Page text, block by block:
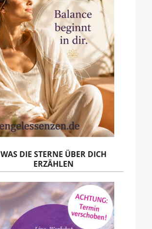
WAS DIE STERNE ÜBER DICH
ERZÄHLEN